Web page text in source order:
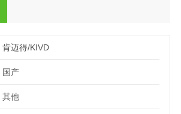
肯迈得/KIVD
国产
其他